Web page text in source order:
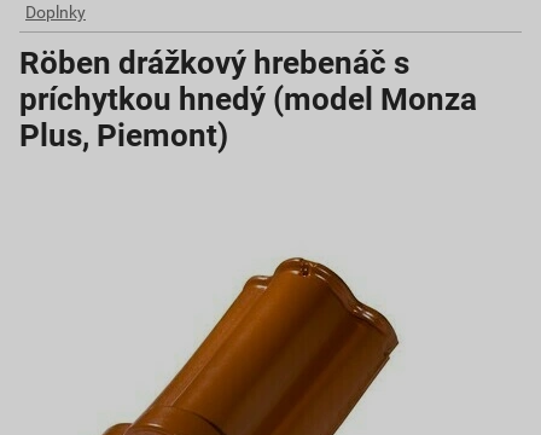
Doplnky
Röben drážkový hrebenáč s
príchytkou hnedý (model Monza
Plus, Piemont)